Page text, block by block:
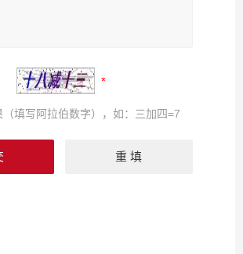
填写阿拉伯数字），如：三加四=7